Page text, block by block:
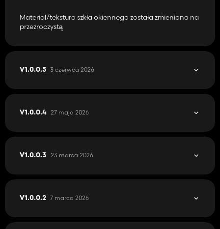
Materiał/tekstura szkła okiennego została zmieniona na
przezroczystą
V1.0.0.5 3 czerwca 2026
V1.0.0.4 27 maja 2026
V1.0.0.3 23 marca 2026
V1.0.0.2 7 marca 2026